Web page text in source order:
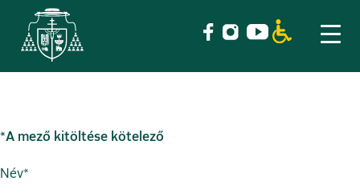
to
*A mező kitöltése kötelező
Név*